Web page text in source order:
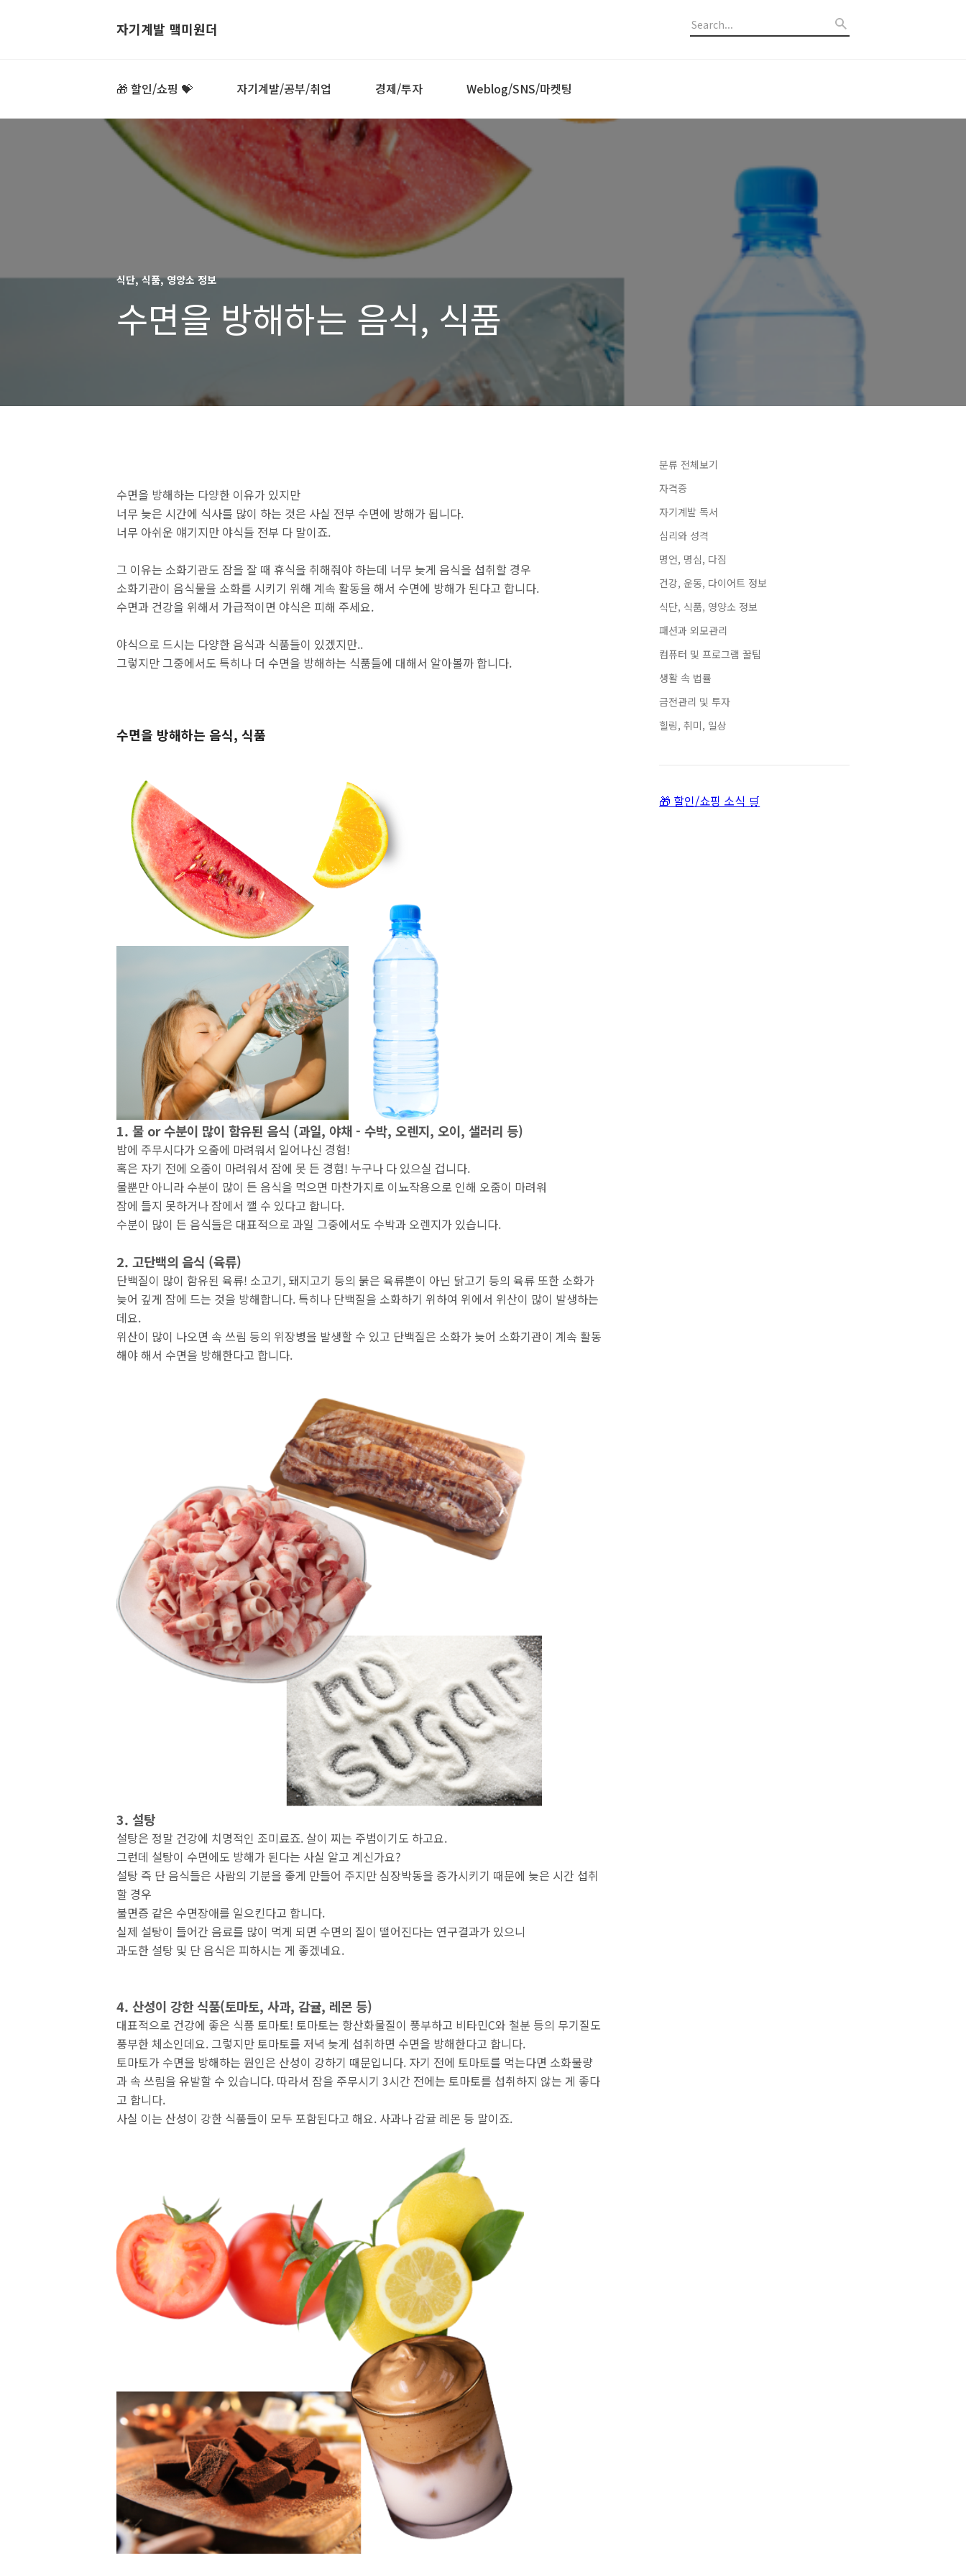
자기계발 맼미원더
🎁 할인/쇼핑 💝 자기계발/공부/취업 경제/투자 Weblog/SNS/마켓팅
식단, 식품, 영양소 정보
수면을 방해하는 음식, 식품
수면을 방해하는 다양한 이유가 있지만
너무 늦은 시간에 식사를 많이 하는 것은 사실 전부 수면에 방해가 됩니다.
너무 아쉬운 얘기지만 야식들 전부 다 말이죠.
그 이유는 소화기관도 잠을 잘 때 휴식을 취해줘야 하는데 너무 늦게 음식을 섭취할 경우
소화기관이 음식물을 소화를 시키기 위해 계속 활동을 해서 수면에 방해가 된다고 합니다.
수면과 건강을 위해서 가급적이면 야식은 피해 주세요.
야식으로 드시는 다양한 음식과 식품들이 있겠지만..
그렇지만 그중에서도 특히나 더 수면을 방해하는 식품들에 대해서 알아볼까 합니다.
수면을 방해하는 음식, 식품
1. 물 or 수분이 많이 함유된 음식 (과일, 야채 - 수박, 오렌지, 오이, 샐러리 등)
밤에 주무시다가 오줌에 마려워서 일어나신 경험!
혹은 자기 전에 오줌이 마려워서 잠에 못 든 경험! 누구나 다 있으실 겁니다.
물뿐만 아니라 수분이 많이 든 음식을 먹으면 마찬가지로 이뇨작용으로 인해 오줌이 마려워
잠에 들지 못하거나 잠에서 깰 수 있다고 합니다.
수분이 많이 든 음식들은 대표적으로 과일 그중에서도 수박과 오렌지가 있습니다.
2. 고단백의 음식 (육류)
단백질이 많이 함유된 육류! 소고기, 돼지고기 등의 붉은 육류뿐이 아닌 닭고기 등의 육류 또한 소화가
늦어 깊게 잠에 드는 것을 방해합니다. 특히나 단백질을 소화하기 위하여 위에서 위산이 많이 발생하는
데요.
위산이 많이 나오면 속 쓰림 등의 위장병을 발생할 수 있고 단백질은 소화가 늦어 소화기관이 계속 활동
해야 해서 수면을 방해한다고 합니다.
3. 설탕
설탕은 정말 건강에 치명적인 조미료죠. 살이 찌는 주범이기도 하고요.
그런데 설탕이 수면에도 방해가 된다는 사실 알고 계신가요?
설탕 즉 단 음식들은 사람의 기분을 좋게 만들어 주지만 심장박동을 증가시키기 때문에 늦은 시간 섭취
할 경우
불면증 같은 수면장애를 일으킨다고 합니다.
실제 설탕이 들어간 음료를 많이 먹게 되면 수면의 질이 떨어진다는 연구결과가 있으니
과도한 설탕 및 단 음식은 피하시는 게 좋겠네요.
4. 산성이 강한 식품(토마토, 사과, 감귤, 레몬 등)
대표적으로 건강에 좋은 식품 토마토! 토마토는 항산화물질이 풍부하고 비타민C와 철분 등의 무기질도
풍부한 체소인데요. 그렇지만 토마토를 저녁 늦게 섭취하면 수면을 방해한다고 합니다.
토마토가 수면을 방해하는 원인은 산성이 강하기 때문입니다. 자기 전에 토마토를 먹는다면 소화불량
과 속 쓰림을 유발할 수 있습니다. 따라서 잠을 주무시기 3시간 전에는 토마토를 섭취하지 않는 게 좋다
고 합니다.
사실 이는 산성이 강한 식품들이 모두 포함된다고 해요. 사과나 감귤 레몬 등 말이죠.
분류 전체보기
자격증
자기계발 독서
심리와 성격
명언, 명심, 다짐
건강, 운동, 다이어트 정보
식단, 식품, 영양소 정보
패션과 외모관리
컴퓨터 및 프로그램 꿀팁
생활 속 법률
금전관리 및 투자
힐링, 취미, 일상
🎁 할인/쇼핑 소식 🛒